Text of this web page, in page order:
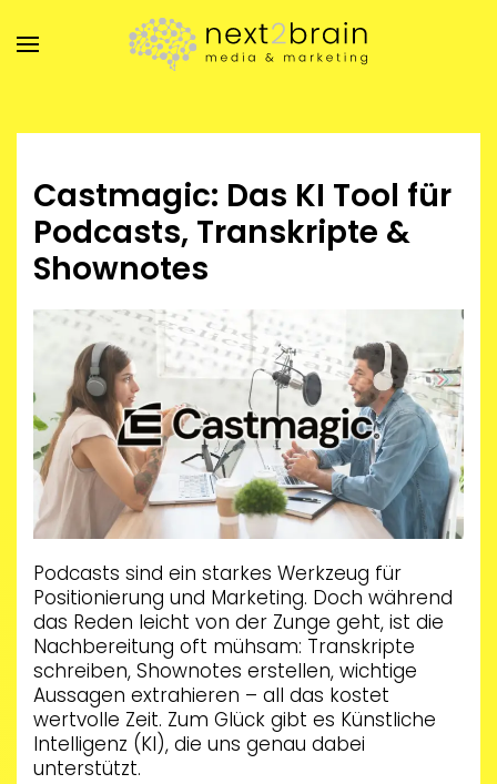
Zum Hauptinhalt springen
Castmagic: Das KI Tool für
Podcasts, Transkripte &
Shownotes
Podcasts sind ein starkes Werkzeug für
Positionierung und Marketing. Doch während
das Reden leicht von der Zunge geht, ist die
Nachbereitung oft mühsam: Transkripte
schreiben, Shownotes erstellen, wichtige
Aussagen extrahieren – all das kostet
wertvolle Zeit. Zum Glück gibt es Künstliche
Intelligenz (KI), die uns genau dabei
unterstützt.